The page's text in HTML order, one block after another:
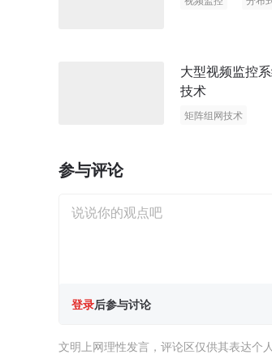
大型视频监控
技术
矩阵组网技术
参与评论
登录后参与讨论
文明上网理性发言，评论区仅供其表达个